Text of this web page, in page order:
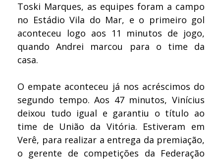
Toski Marques, as equipes foram a campo
no Estádio Vila do Mar, e o primeiro gol
aconteceu logo aos 11 minutos de jogo,
quando Andrei marcou para o time da
casa.
O empate aconteceu já nos acréscimos do
segundo tempo. Aos 47 minutos, Vinícius
deixou tudo igual e garantiu o título ao
time de União da Vitória. Estiveram em
Verê, para realizar a entrega da premiação,
o gerente de competições da Federação